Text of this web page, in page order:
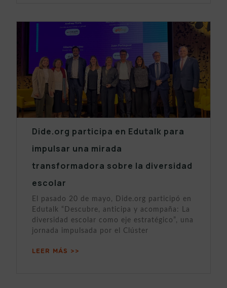
Dide.org participa en Edutalk para
impulsar una mirada
transformadora sobre la diversidad
escolar
El pasado 20 de mayo, Dide.org participó en
Edutalk “Descubre, anticipa y acompaña: La
diversidad escolar como eje estratégico”, una
jornada impulsada por el Clúster
LEER MÁS >>